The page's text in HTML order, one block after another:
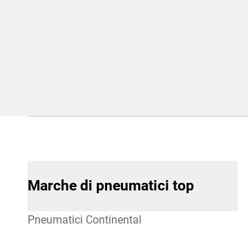
Marche di pneumatici top
Pneumatici Continental